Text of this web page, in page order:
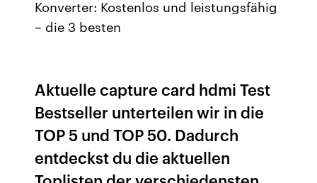
Konverter: Kostenlos und leistungsfähig
– die 3 besten
Aktuelle capture card hdmi Test
Bestseller unterteilen wir in die
TOP 5 und TOP 50. Dadurch
entdeckst du die aktuellen